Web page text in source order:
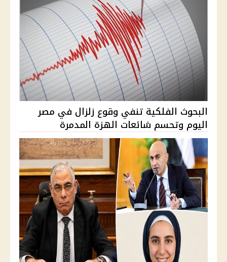
البحوث الفلكية تنفي وقوع زلزال في مصر
اليوم وتحسم شائعات الهزة المدمرة